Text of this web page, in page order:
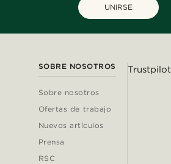
UNIRSE
SOBRE NOSOTROS
Sobre nosotros
Ofertas de trabajo
Nuevos artículos
Prensa
RSC
Trustpilot